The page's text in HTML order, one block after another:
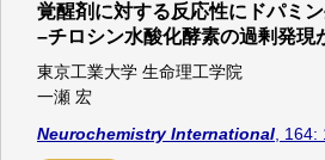
覚醒剤に対する反応性にドパミ
–チロシン水酸化酵素の過剰発
東京工業大学 生命理工学院
一瀬 宏
Neurochemistry International ,